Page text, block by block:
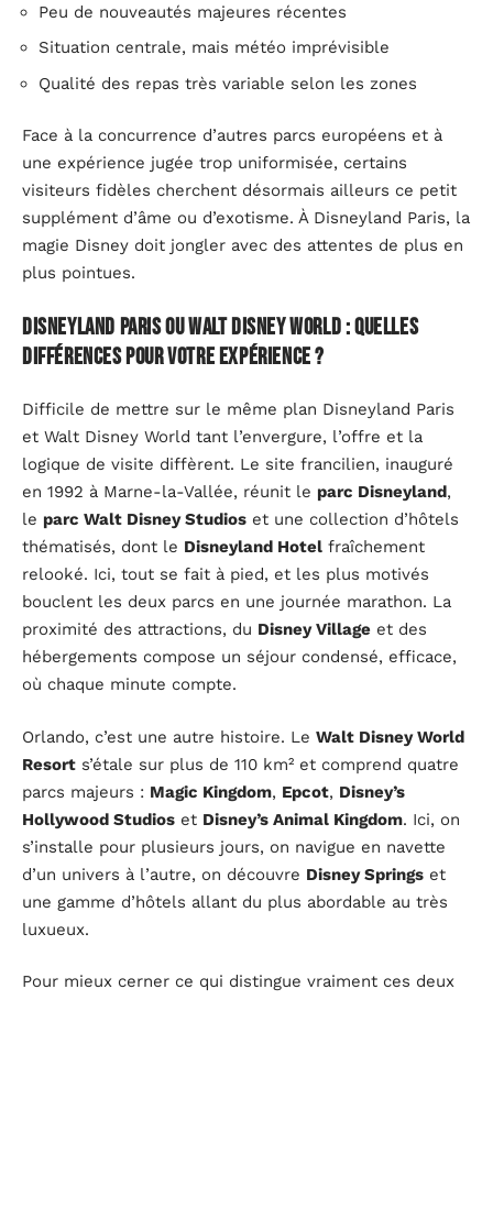
Peu de nouveautés majeures récentes
Situation centrale, mais météo imprévisible
Qualité des repas très variable selon les zones
Face à la concurrence d’autres parcs européens et à
une expérience jugée trop uniformisée, certains
visiteurs fidèles cherchent désormais ailleurs ce petit
supplément d’âme ou d’exotisme. À Disneyland Paris, la
magie Disney doit jongler avec des attentes de plus en
plus pointues.
Disneyland Paris ou Walt Disney World : quelles
différences pour votre expérience ?
Difficile de mettre sur le même plan Disneyland Paris
et Walt Disney World tant l’envergure, l’offre et la
logique de visite diffèrent. Le site francilien, inauguré
en 1992 à Marne-la-Vallée, réunit le parc Disneyland,
le parc Walt Disney Studios et une collection d’hôtels
thématisés, dont le Disneyland Hotel fraîchement
relooké. Ici, tout se fait à pied, et les plus motivés
bouclent les deux parcs en une journée marathon. La
proximité des attractions, du Disney Village et des
hébergements compose un séjour condensé, efficace,
où chaque minute compte.
Orlando, c’est une autre histoire. Le Walt Disney World
Resort s’étale sur plus de 110 km² et comprend quatre
parcs majeurs : Magic Kingdom, Epcot, Disney’s
Hollywood Studios et Disney’s Animal Kingdom. Ici, on
s’installe pour plusieurs jours, on navigue en navette
d’un univers à l’autre, on découvre Disney Springs et
une gamme d’hôtels allant du plus abordable au très
luxueux.
Pour mieux cerner ce qui distingue vraiment ces deux